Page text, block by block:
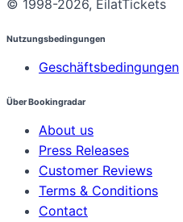
© 1998-2026, EilatTickets
Nutzungsbedingungen
Geschäftsbedingungen
Über Bookingradar
About us
Press Releases
Customer Reviews
Terms & Conditions
Contact